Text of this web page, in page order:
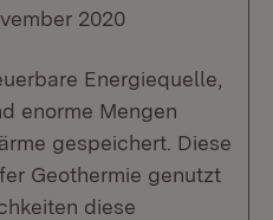
2020
Energiequelle,
enorme Mengen
gespeichert. Diese
Geothermie genutzt
diese